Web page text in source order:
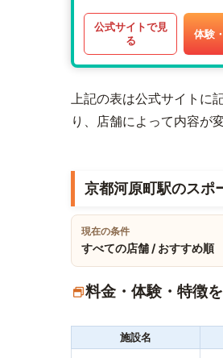
公式サイトで見
る
体験
上記の表は公式サイトに
り、店舗によって内容が
京都河原町駅のスポ
現在の条件
すべての店舗 / おすすめ順
料金・体験・特徴
施設名